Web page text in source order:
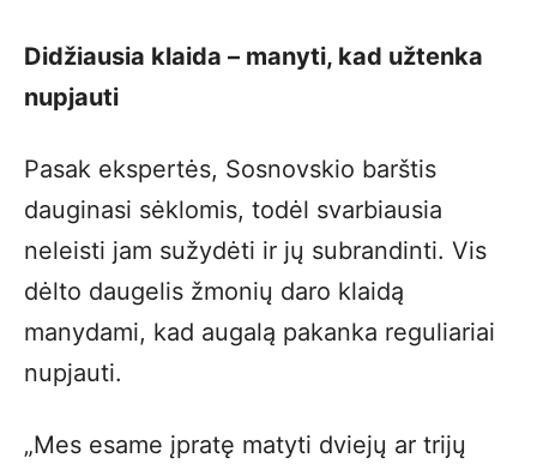
Didžiausia klaida – manyti, kad užtenka
nupjauti
Pasak ekspertės, Sosnovskio barštis
dauginasi sėklomis, todėl svarbiausia
neleisti jam sužydėti ir jų subrandinti. Vis
dėlto daugelis žmonių daro klaidą
manydami, kad augalą pakanka reguliariai
nupjauti.
„Mes esame įpratę matyti dviejų ar trijų